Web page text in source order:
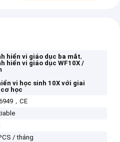
hiển vi giáo dục ba mắt,
hiển vi giáo dục WF10X /
vi học sinh 10X với giai
học
，CE
/ tháng